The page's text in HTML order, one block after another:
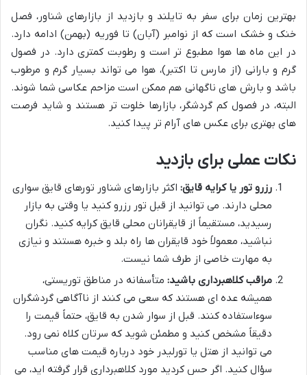
بهترین زمان برای سفر به تایلند و بازدید از بازارهای شناور، فصل
خنک و خشک است که از نوامبر (آبان) تا فوریه (بهمن) ادامه دارد.
در این ماه ها هوا مطبوع تر است و رطوبت کمتری دارد. در فصول
گرم و بارانی (از مارس تا اکتبر)، هوا می تواند بسیار گرم و مرطوب
باشد و بارش های ناگهانی هم ممکن است مزاحم عکاسی شما شوند.
البته، در فصول کم گردشگر، بازارها خلوت تر هستند و شاید فرصت
های بهتری برای عکس های آرام تر پیدا کنید.
نکات عملی برای بازدید
رزرو تور یا کرایه قایق: اکثر بازارهای شناور تورهای قایق سواری
محلی دارند. می توانید از قبل تور رزرو کنید یا وقتی به بازار
رسیدید، مستقیماً از قایقرانان محلی قایق کرایه کنید. نگران
نباشید، معمولاً خود قایقران ها راه بلد و خبره هستند و نیازی
به مهارت خاصی از طرف شما نیست.
مراقب کلاهبرداری باشید: متأسفانه در مناطق توریستی،
همیشه عده ای هستند که سعی می کنند از ناآگاهی گردشگران
سوءاستفاده کنند. قبل از سوار شدن به قایق، حتماً قیمت را
دقیقاً مشخص کنید و مطمئن شوید که سرتان کلاه نمی رود.
می توانید از هتل یا تورلیدر خود درباره قیمت های مناسب
سؤال کنید. اگر حس کردید مورد کلاهبرداری قرار گرفته اید، می